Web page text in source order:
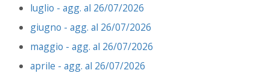
luglio - agg. al 26/07/2026
giugno - agg. al 26/07/2026
maggio - agg. al 26/07/2026
aprile - agg. al 26/07/2026